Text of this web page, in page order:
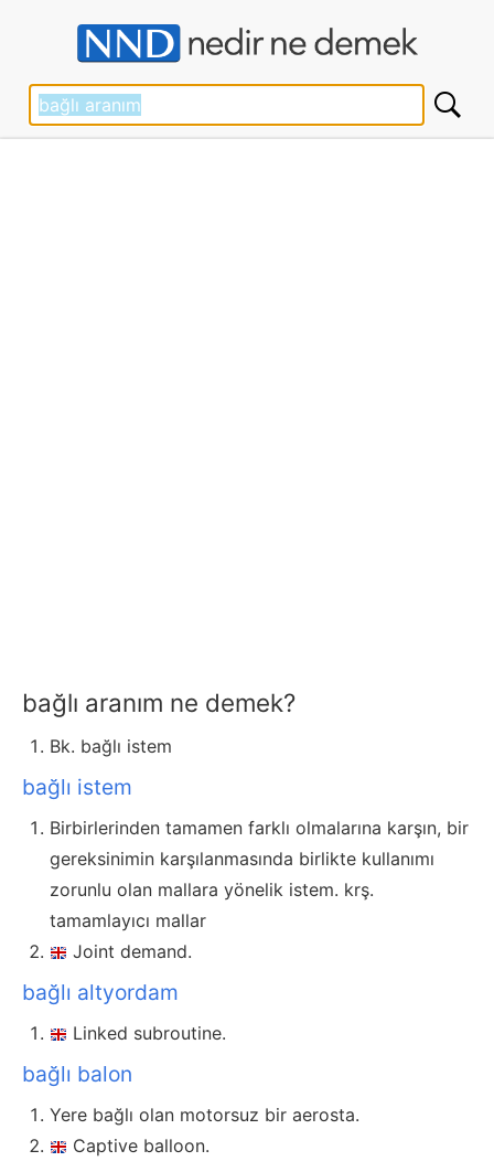
bağlı aranım ne demek?
Bk. bağlı istem
bağlı istem
Birbirlerinden tamamen farklı olmalarına karşın, bir
gereksinimin karşılanmasında birlikte kullanımı
zorunlu olan mallara yönelik istem. krş.
tamamlayıcı mallar
Joint demand.
bağlı altyordam
Linked subroutine.
bağlı balon
Yere bağlı olan motorsuz bir aerosta.
Captive balloon.